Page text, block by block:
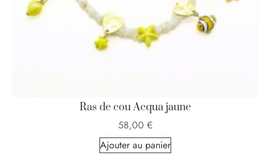
Ras de cou Acqua jaune
58,00 €
Ajouter au panier